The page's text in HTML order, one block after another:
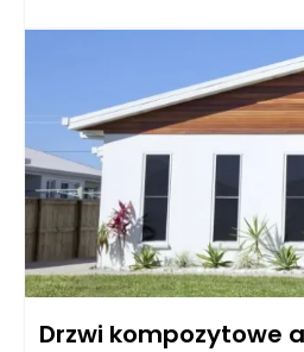
dzięki zastosowaniu
skutecznie reagować na różne
dostosować się do potrzeb
zwiększa efektywność
konsekwencji, drzwi z tymi
obniżenia kosztów ogrzewania, a
komfortu cieplnego.
Drzwi kompozytowe a